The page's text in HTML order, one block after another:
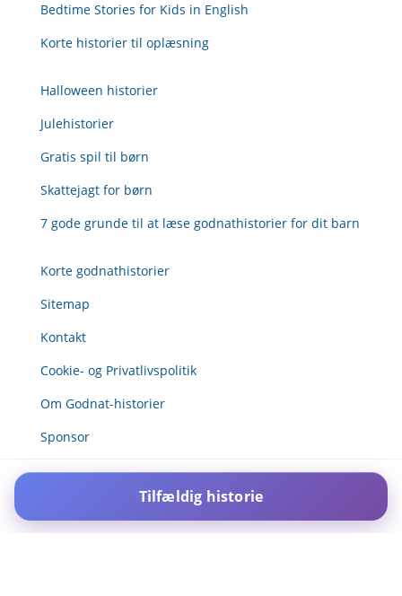
Bedtime Stories for Kids in English
Korte historier til oplæsning
Halloween historier
Julehistorier
Gratis spil til børn
Skattejagt for børn
7 gode grunde til at læse godnathistorier for dit barn
Korte godnathistorier
Sitemap
Kontakt
Cookie- og Privatlivspolitik
Om Godnat-historier
Sponsor
Tilfældig historie